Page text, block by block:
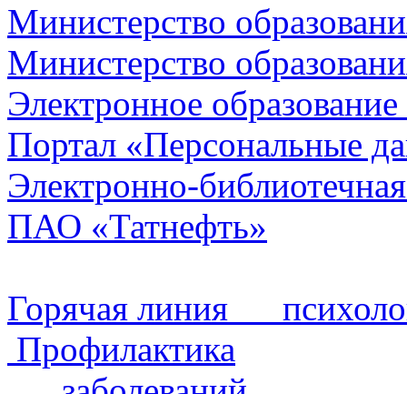
Министерство
Министерство
Электронное
Портал «Персональные
Электронно-
ПАО «Татнефть»
Горячая линия
Профилактика